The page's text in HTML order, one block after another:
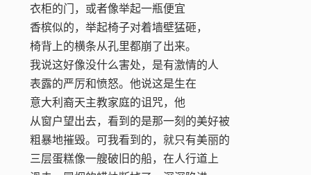
衣柜的门，或者像举起一瓶便宜
香槟似的，举起椅子对着墙壁猛砸，
椅背上的横条从孔里都崩了出来。
我说这好像没什么害处，是有激情的人
表露的严厉和愤怒。他说这是生在
意大利裔天主教家庭的诅咒，他
从窗户望出去，看到的是那一刻的美好被
粗暴地摧毁。可我看到的，就只有美丽的
三层蛋糕像一艘破旧的船，在人行道上